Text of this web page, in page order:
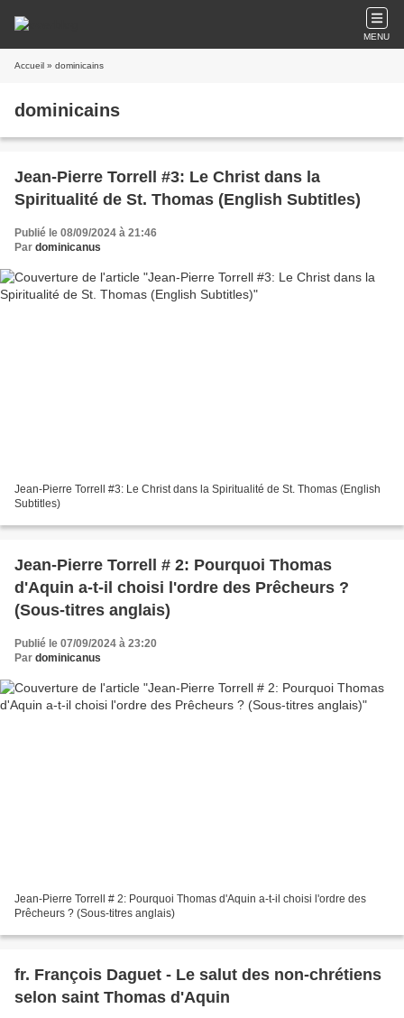
MENU
Accueil » dominicains
dominicains
Jean-Pierre Torrell #3: Le Christ dans la
Spiritualité de St. Thomas (English Subtitles)
Publié le 08/09/2024 à 21:46
Par dominicanus
Jean-Pierre Torrell #3: Le Christ dans la Spiritualité de St. Thomas (English
Subtitles)
Jean-Pierre Torrell # 2: Pourquoi Thomas
d'Aquin a-t-il choisi l'ordre des Prêcheurs ?
(Sous-titres anglais)
Publié le 07/09/2024 à 23:20
Par dominicanus
Jean-Pierre Torrell # 2: Pourquoi Thomas d'Aquin a-t-il choisi l'ordre des
Prêcheurs ? (Sous-titres anglais)
fr. François Daguet - Le salut des non-chrétiens
selon saint Thomas d'Aquin